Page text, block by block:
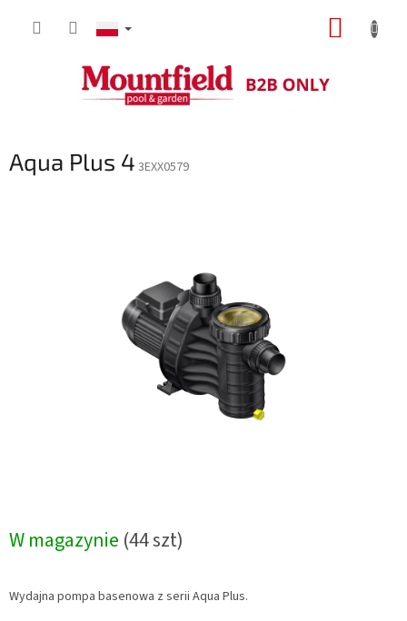
Aqua Plus 4 3EXX0579
W magazynie (44 szt)
Wydajna pompa basenowa z serii Aqua Plus.